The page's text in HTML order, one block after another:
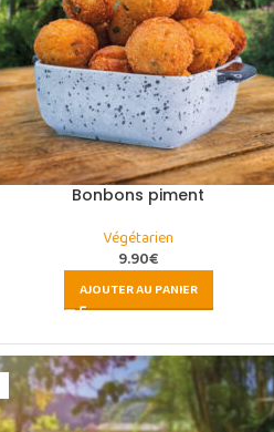
Bonbons piment
Végétarien
9.90€
AJOUTER AU PANIER